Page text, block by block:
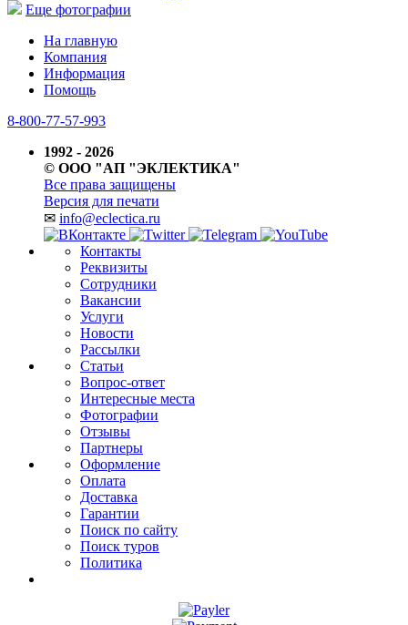
Еще фотографии
На главную
Компания
Информация
Помощь
8-800-77-57-993
1992 - 2026
© ООО "АП "ЭКЛЕКТИКА"
Все права защищены
Версия для печати
✉ info@eclectica.ru
Контакты
Реквизиты
Сотрудники
Вакансии
Услуги
Новости
Рассылки
Статьи
Вопрос-ответ
Интересные места
Фотографии
Отзывы
Партнеры
Оформление
Оплата
Доставка
Гарантии
Поиск по сайту
Поиск туров
Политика